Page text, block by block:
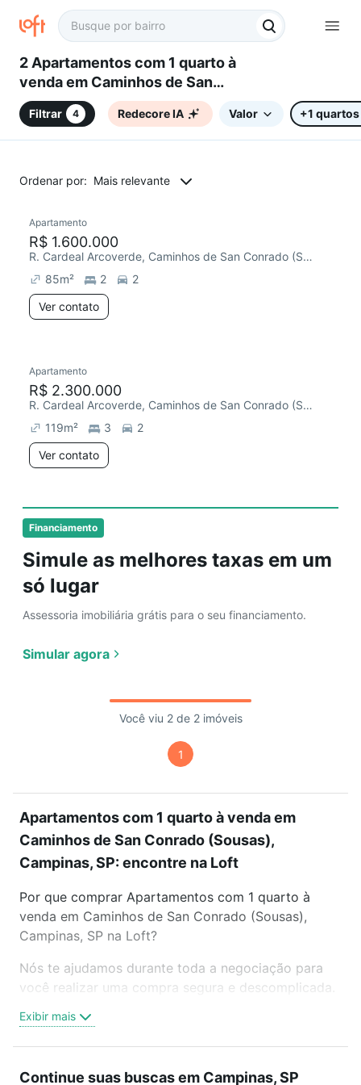
2 Apartamentos com 1 quarto à
venda em Caminhos de San
Conrado (Sousas), Campinas,
SPFiltrar 4 Redecore IA Valor +1 quartos
Ordenar por: Mais relevante
Financiamento
Simule as melhores taxas em um
só lugar
Assessoria imobiliária grátis para o seu financiamento.
Simular agora
Redecorar
Apartamento
R$ 1.600.000
R. Cardeal Arcoverde, Caminhos de San Conrado (Sousas)
85m² 2
2
Ver contato
Redecorar
Apartamento
R$ 2.300.000
R. Cardeal Arcoverde, Caminhos de San Conrado (Sousas)
119m² 3
2
Ver contato
Você viu 2 de 2 imóveis
1
Apartamentos com 1 quarto à venda em
Caminhos de San Conrado (Sousas),
Campinas, SP: encontre na Loft
Por que comprar Apartamentos com 1 quarto à
venda em Caminhos de San Conrado (Sousas),
Campinas, SP na Loft?
Nós te ajudamos durante toda a negociação para
você realizar uma compra segura e descomplicada.
trabalho e do metrô, aqui você vai encontrar a
oferta ideal de Apartamentos com 1 quarto à venda
Exibir mais
Continue suas buscas em Campinas, SP